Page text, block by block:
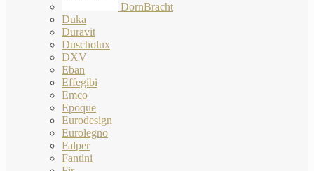
DornBracht
Duka
Duravit
Duscholux
DXV
Eban
Effegibi
Emco
Epoque
Eurodesign
Eurolegno
Falper
Fantini